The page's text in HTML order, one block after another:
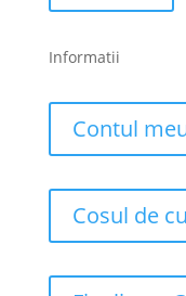
Informatii
Contul
Cosul de